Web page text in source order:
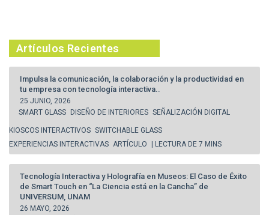
Artículos Recientes
Impulsa la comunicación, la colaboración y la productividad en
tu empresa con tecnología interactiva..
25 JUNIO, 2026
SMART GLASS
DISEÑO DE INTERIORES SEÑALIZACIÓN DIGITAL
KIOSCOS INTERACTIVOS SWITCHABLE GLASS
EXPERIENCIAS INTERACTIVAS ARTÍCULO | LECTURA DE 7 MINS
Tecnología Interactiva y Holografía en Museos: El Caso de Éxito
de Smart Touch en “La Ciencia está en la Cancha” de
UNIVERSUM, UNAM
26 MAYO, 2026